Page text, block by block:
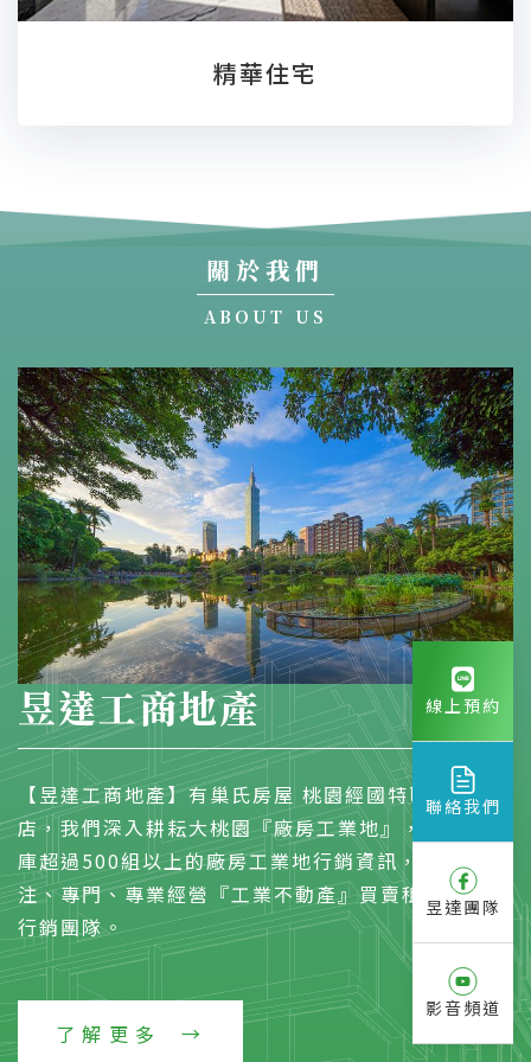
精華住宅
關於我們
ABOUT US
昱達工商地產
【昱達工商地產】有巢氏房屋 桃園經國特區加盟
店，我們深入耕耘大桃園『廠房工業地』，物件資料
庫超過500組以上的廠房工業地行銷資訊，是一個專
注、專門、專業經營『工業不動產』買賣租賃的開發
行銷團隊。
了解更多
線上預約
聯絡我們
昱達團隊
影音頻道